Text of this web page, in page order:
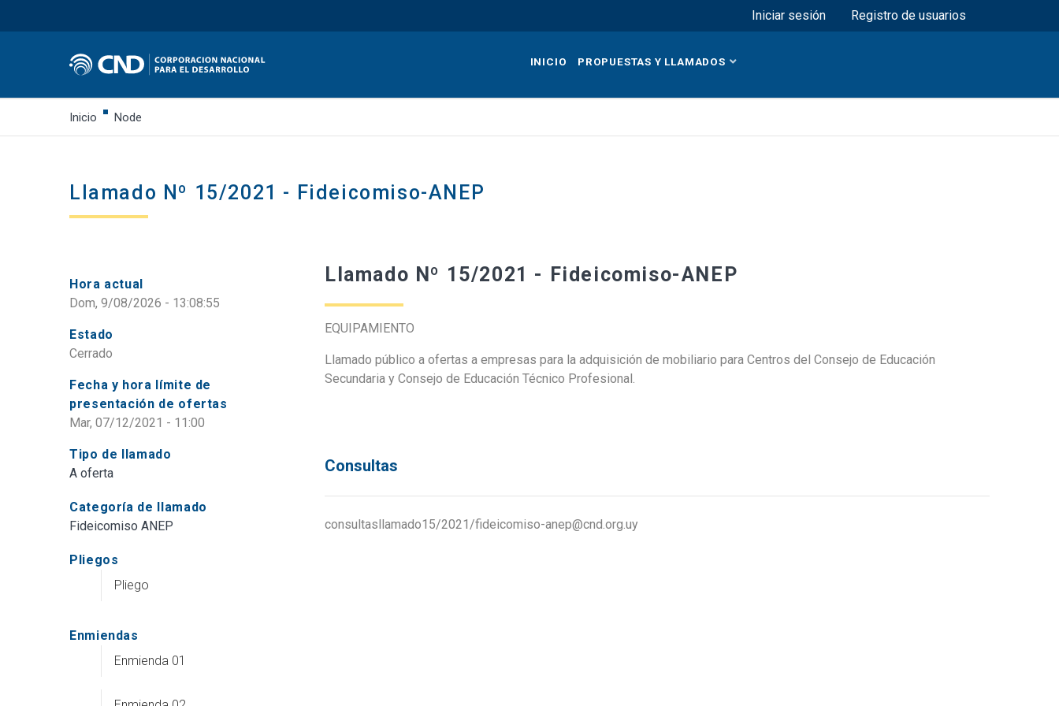
al
principal
Menú superior
Iniciar sesión Registro de usuarios
INICIO PROPUESTAS Y LLAMADOS
Inicio Node
Llamado Nº 15/2021 - Fideicomiso-ANEP
Hora actual
Dom, 9/08/2026 - 13:08:55
Estado
Cerrado
Fecha y hora límite de
presentación de ofertas
Mar, 07/12/2021 - 11:00
Tipo de llamado
A oferta
Categoría de llamado
Fideicomiso ANEP
Pliegos
Pliego
Enmiendas
Enmienda 01
Llamado Nº 15/2021 - Fideicomiso-ANEP
EQUIPAMIENTO
Llamado público a ofertas a empresas para la adquisición de mobiliario para Centros del Consejo de Educación
Secundaria y Consejo de Educación Técnico Profesional.
Consultas
consultasllamado15/2021/fideicomiso-anep@cnd.org.uy